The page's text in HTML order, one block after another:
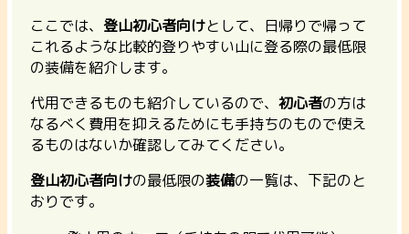
ここでは、 登山初心者向けとして、日帰りで帰って
これるような比較的登りやすい山に登る際の最低限
の装備を紹介します。
代用できるものも紹介しているので、 初心者の方は
なるべく費用を抑えるためにも手持ちのもので使え
るものはないか確認してみてください。
登山初心者向けの最低限の装備の一覧は、下記のと
おりです。